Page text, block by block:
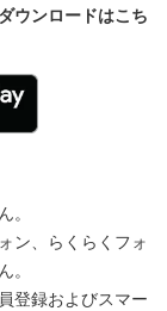
ウンロードはこち
ン、らくらくフォ
登録およびスマー